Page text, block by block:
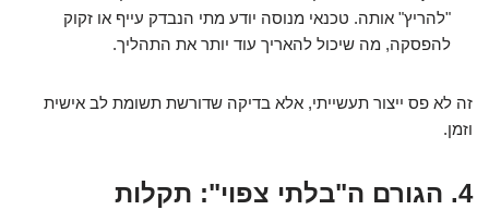
"להריץ" אותה. טכנאי מנוסה יודע מתי הנבדק עייף או זקוק
להפסקה, מה שיכול להאריך עוד יותר את התהליך.
זה לא פס ייצור תעשייתי, אלא בדיקה שדורשת תשומת לב אישית
וזמן.
4. הגורם ה"בלתי צפוי": תקלות